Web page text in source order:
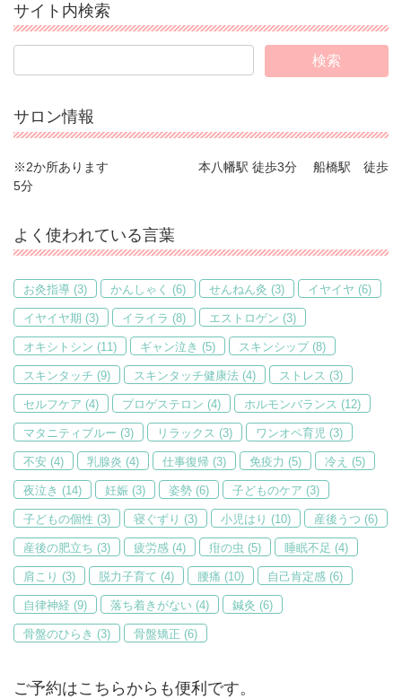
サイト内検索
サロン情報
※2か所あります 本八幡駅 徒歩3分 船橋駅 徒歩
5分
よく使われている言葉
お灸指導 (3) かんしゃく (6) せんねん灸 (3) イヤイヤ (6)
イヤイヤ期 (3) イライラ (8) エストロゲン (3)
オキシトシン (11) ギャン泣き (5) スキンシップ(8)
スキンタッチ (9) スキンタッチ健康法 (4) ストレス (3)
セルフケア (4) プロゲステロン (4) ホルモンバランス (12)
マタニティブルー (3) リラックス (3) ワンオペ育児 (3)
不安 (4) 乳腺炎 (4) 仕事復帰 (3) 免疫力 (5) 冷え (5)
夜泣き (14) 妊娠 (3) 姿勢 (6) 子どものケア (3)
子どもの個性 (3) 寝ぐずり (3) 小児はり (10) 産後うつ (6)
産後の肥立ち (3) 疲労感 (4) 疳の虫 (5) 睡眠不足 (4)
肩こり (3) 脱力子育て (4) 腰痛 (10) 自己肯定感 (6)
自律神経 (9) 落ち着きがない (4) 鍼灸 (6)
骨盤のひらき (3) 骨盤矯正 (6)
ご予約はこちらからも便利です。